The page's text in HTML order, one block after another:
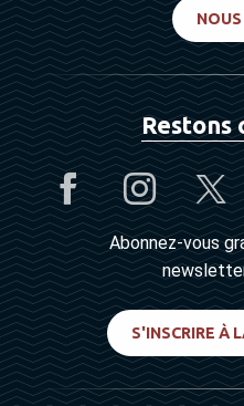
NOUS
Restons
Abonnez-vous
S'INSCRIRE À